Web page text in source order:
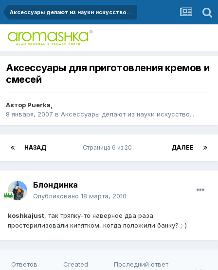
Аксессуары делают из науки искусство...
Аксессуары для приготовления кремов и
смесей
Автор Puerka,
8 января, 2007 в Аксессуары делают из науки искусство...
НАЗАД ДАЛЕЕ
Страница 6 из 20
Блондинка
Опубликовано 18 марта, 2010
koshkajust, так тряпку-то наверное два раза
простерилизовали кипятком, когда положили банку? ;-)
Ответов Created Последний ответ